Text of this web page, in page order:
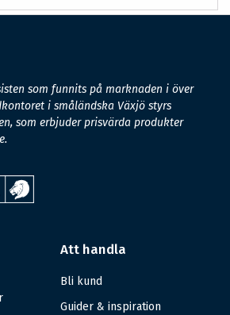
som funnits på marknaden i över
i småländska Växjö styrs
som erbjuder prisvärda produkter
Att handla
Bli kund
Guider & inspiration